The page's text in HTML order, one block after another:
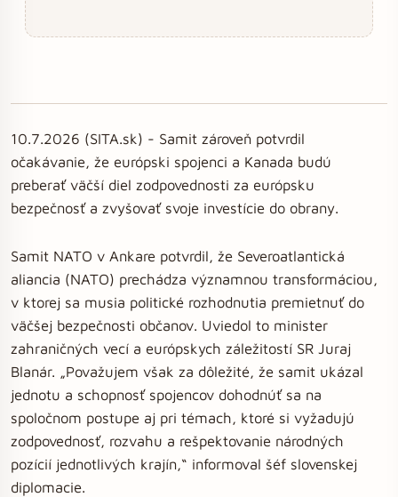
10.7.2026 (SITA.sk) - Samit zároveň potvrdil
očakávanie, že európski spojenci a Kanada budú
preberať väčší diel zodpovednosti za európsku
bezpečnosť a zvyšovať svoje investície do obrany.
Samit NATO v Ankare potvrdil, že Severoatlantická
aliancia (NATO) prechádza významnou transformáciou,
v ktorej sa musia politické rozhodnutia premietnuť do
väčšej bezpečnosti občanov. Uviedol to minister
zahraničných vecí a európskych záležitostí SR Juraj
Blanár. „Považujem však za dôležité, že samit ukázal
jednotu a schopnosť spojencov dohodnúť sa na
spoločnom postupe aj pri témach, ktoré si vyžadujú
zodpovednosť, rozvahu a rešpektovanie národných
pozícií jednotlivých krajín,“ informoval šéf slovenskej
diplomacie.